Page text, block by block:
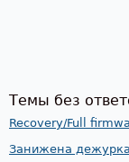
Темы без
Recovery/Full
Занижена